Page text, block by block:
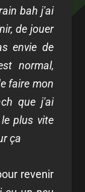
bah j'ai
de jouer
envie de
normal,
faire mon
que j'ai
plus vite
ça
revenir